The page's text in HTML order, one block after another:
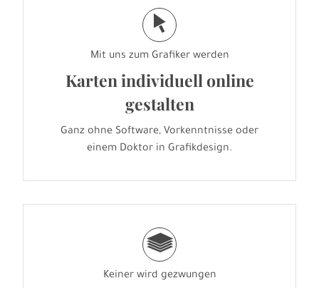
j
Mit uns zum Grafiker werden
Karten individuell online
gestalten
Ganz ohne Software, Vorkenntnisse oder
einem Doktor in Grafikdesign.
g
Keiner wird gezwungen